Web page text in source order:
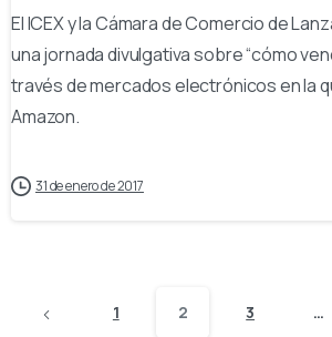
El ICEX y la Cámara de Comercio de
una jornada divulgativa sobre “cómo
través de mercados electrónicos en la
Amazon.
31 de enero de 2017
1 2 3 …